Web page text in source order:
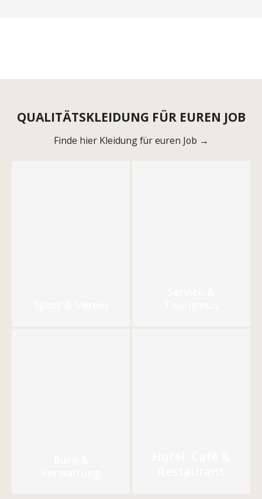
QUALITÄTSKLEIDUNG FÜR EUREN JOB
Finde hier Kleidung für euren Job →